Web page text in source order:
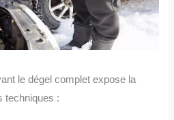
le dégel complet expose la
techniques :